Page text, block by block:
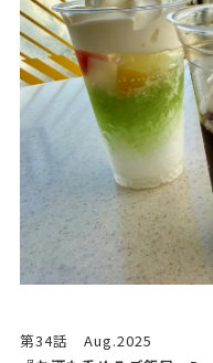
第34話 Aug.2025